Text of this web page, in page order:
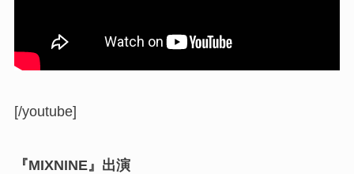
[/youtube]
『MIXNINE』出演